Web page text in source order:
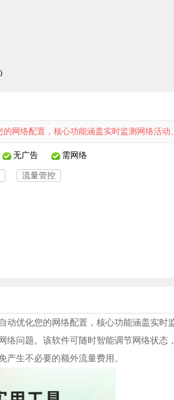
心功能涵盖实时监测网络活动、拦截安
无广告 需网络
流量管控
动优化您的网络配置，核心功能涵盖实时
问题。该软件可随时智能调节网络状态
生不必要的额外流量费用。